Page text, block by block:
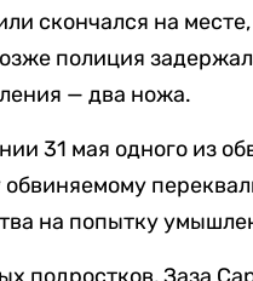
скончался на
полиция
— два ножа.
31 мая одного из
на попытку